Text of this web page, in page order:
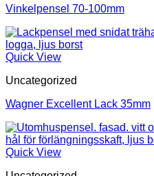
Vinkelpensel 70-100mm
Quick View
Uncategorized
Wagner Excellent Lack 35mm
Quick View